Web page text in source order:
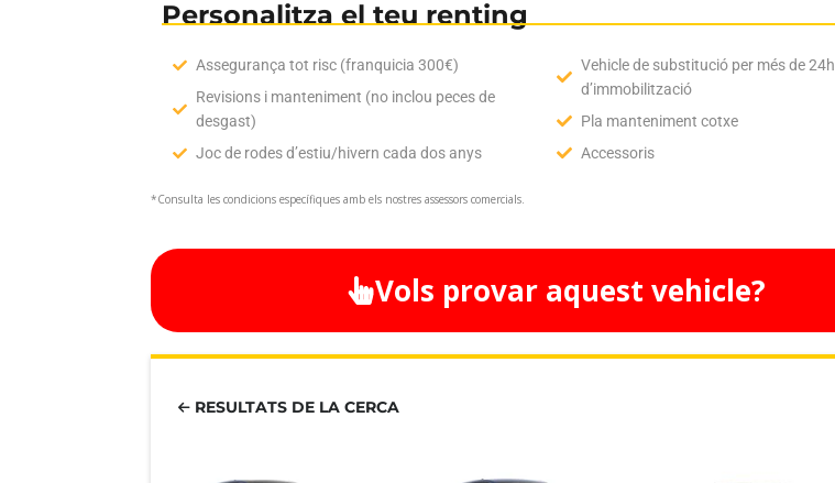
Personalitza el teu renting
Assegurança tot risc (franquicia 300€)
Revisions i manteniment (no inclou peces de
desgast)
Joc de rodes d’estiu/hivern cada dos anys
Vehicle de substitució per més de 24h
d’immobilització
Pla manteniment cotxe
Accessoris
*Consulta les condicions específiques amb els nostres assessors comercials.
Vols provar aquest vehicle?
RESULTATS DE LA CERCA